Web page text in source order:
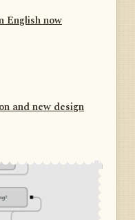
English now
and new design